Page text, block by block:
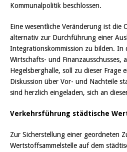
Kommunalpolitik beschlossen.
Eine wesentliche Veränderung ist die
alternativ zur Durchführung einer
Integrationskommission zu bilden. In
Wirtschafts- und Finanzausschusses,
Hegelsberghalle, soll zu dieser Frage
Diskussion über Vor- und Nachteile
sind herzlich eingeladen, sich an
Verkehrsführung städtische
Zur Sicherstellung einer geordneten
Wertstoffsammelstelle auf dem